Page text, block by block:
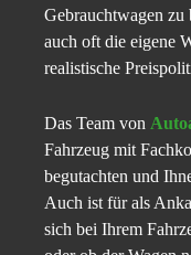
Gebrauchtwagen zu
auch oft die eigene
realistische
Das Team von
Fahrzeug mit
begutachten und
Auch ist für als
sich bei Ihrem